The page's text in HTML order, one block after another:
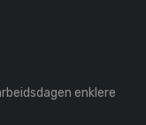
enklere